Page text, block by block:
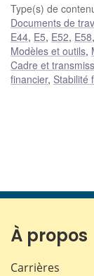
Type(s) de
Documents de
E44, E5, E52, E58,
Modèles et outils,
Cadre et
financier, Stabilité
À propos
Carrières